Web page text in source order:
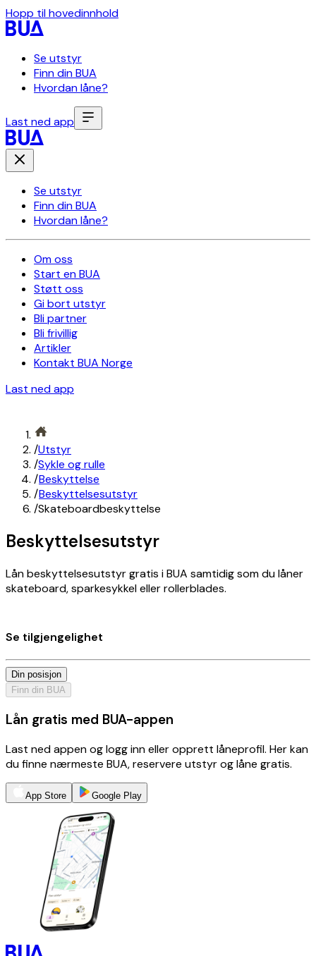
Hopp til hovedinnhold
Se utstyr
Finn din BUA
Hvordan låne?
Last ned app
Se utstyr
Finn din BUA
Hvordan låne?
Om oss
Start en BUA
Støtt oss
Gi bort utstyr
Bli partner
Bli frivillig
Artikler
Kontakt BUA Norge
Last ned app
/Utstyr
/Sykle og rulle
/Beskyttelse
/Beskyttelsesutstyr
/Skateboardbeskyttelse
Beskyttelsesutstyr
Lån beskyttelsesutstyr gratis i BUA samtidig som du låner
skateboard, sparkesykkel eller rollerblades.
Se tilgjengelighet
Din posisjon
Finn din BUA
Lån gratis med BUA-appen
Last ned appen og logg inn eller opprett låneprofil. Her kan
du finne nærmeste BUA, reservere utstyr og låne gratis.
App Store Google Play